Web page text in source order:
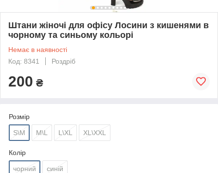
Штани жіночі для офісу Лосини з кишенями в
чорному та синьому кольорі
Немає в наявності
Код: 8341
Роздріб
200 ₴
Розмір
S\M M\L L\XL XL\XXL
Колір
чорний синій